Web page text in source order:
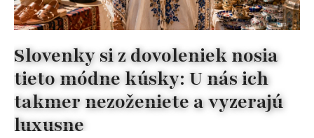
Slovenky si z dovoleniek nosia
tieto módne kúsky: U nás ich
takmer nezoženiete a vyzerajú
luxusne